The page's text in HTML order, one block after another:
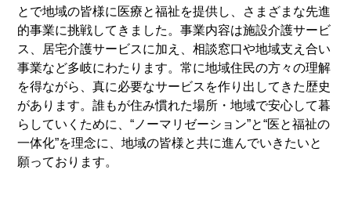
とで地域の皆様に医療と福祉を提供し、さまざまな先進
的事業に挑戦してきました。事業内容は施設介護サービ
ス、居宅介護サービスに加え、相談窓口や地域支え合い
事業など多岐にわたります。常に地域住民の方々の理解
を得ながら、真に必要なサービスを作り出してきた歴史
があります。誰もが住み慣れた場所・地域で安心して暮
らしていくために、“ノーマリゼーション”と“医と福祉の
一体化”を理念に、地域の皆様と共に進んでいきたいと
願っております。